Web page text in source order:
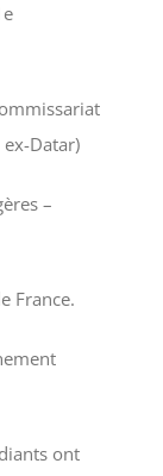
ex-Datar)
–
France.
ont